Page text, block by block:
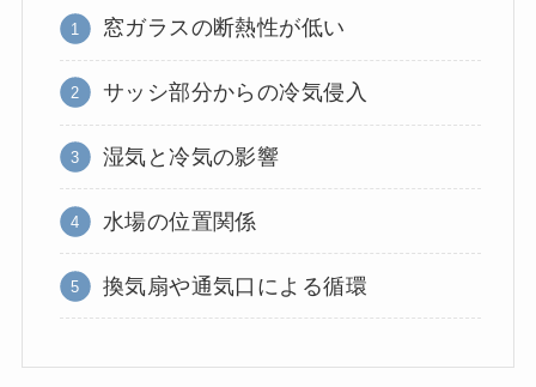
窓ガラスの断熱性が低い
サッシ部分からの冷気侵入
湿気と冷気の影響
水場の位置関係
換気扇や通気口による循環